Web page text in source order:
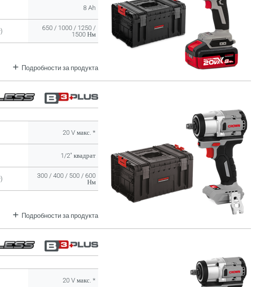
8 Ah
650 / 1000 / 1250 /
1500 Нм
Подробности за продукта
20 V макс. *
1/2" квадрат
300 / 400 / 500 / 600
Нм
Подробности за продукта
20 V макс. *